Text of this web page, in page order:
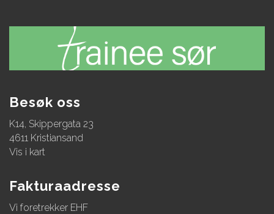
Besøk oss
K14, Skippergata 23
4611 Kristiansand
Vis i kart
Fakturaadresse
Vi foretrekker EHF